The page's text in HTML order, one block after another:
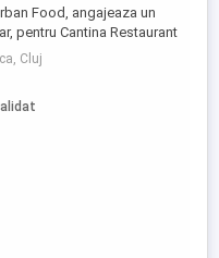
Food, angajeaza un
pentru Cantina Restaurant
(Cluj). Responsabilități
bucătarilor în
zilnice Curățarea,
ingredientelor
Cluj